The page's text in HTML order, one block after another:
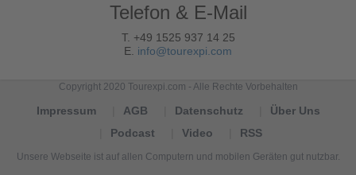
Telefon & E-Mail
T. +49 1525 937 14 25
E. info@tourexpi.com
Copyright 2020 Tourexpi.com - Alle Rechte Vorbehalten
Impressum AGB Datenschutz
Über Uns
Podcast
Video RSS
Unsere Webseite ist auf allen Computern und mobilen Geräten gut nutzbar.